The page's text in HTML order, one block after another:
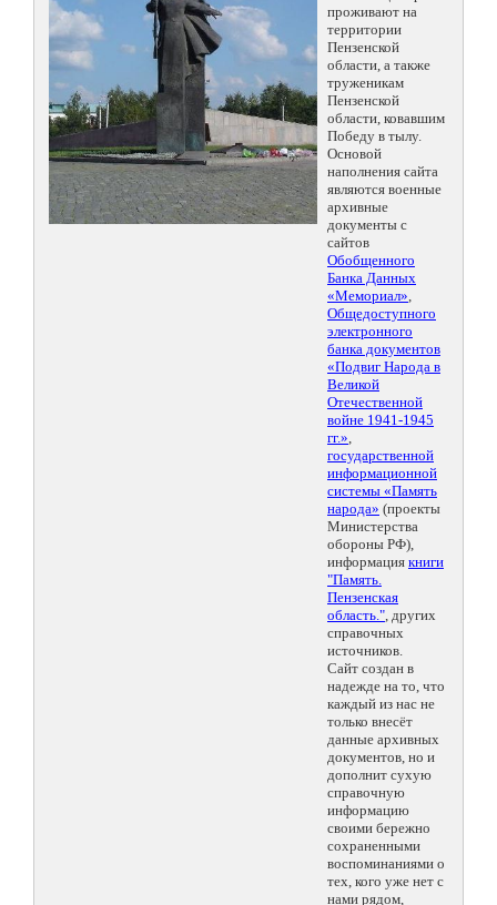
проживают на
территории
Пензенской
области, а также
труженикам
Пензенской
области, ковавшим
Победу в тылу.
Основой
наполнения сайта
являются военные
архивные
документы с
сайтов
Обобщенного
Банка Данных
«Мемориал»,
Общедоступного
электронного
банка документов
«Подвиг Народа в
Великой
Отечественной
войне 1941-1945
гг.»,
государственной
информационной
системы «Память
народа» (проекты
Министерства
обороны РФ),
информация книги
"Память.
Пензенская
область.", других
справочных
источников.
Сайт создан в
надежде на то, что
каждый из нас не
только внесёт
данные архивных
документов, но и
дополнит сухую
справочную
информацию
своими бережно
сохраненными
воспоминаниями о
тех, кого уже нет с
нами рядом,